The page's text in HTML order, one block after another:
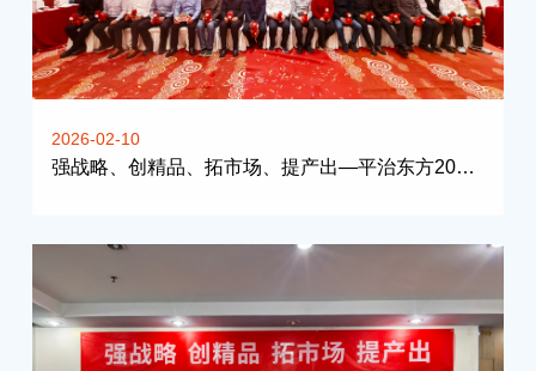
2026-02-10
强战略、创精品、拓市场、提产出—平治东方2026新春年会暨年度启动会于北京召开